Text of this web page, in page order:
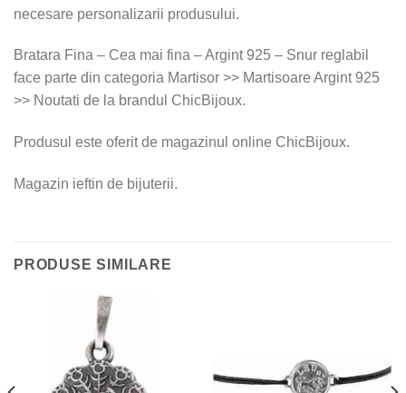
necesare personalizarii produsului.
Bratara Fina – Cea mai fina – Argint 925 – Snur reglabil
face parte din categoria Martisor >> Martisoare Argint 925
>> Noutati de la brandul ChicBijoux.
Produsul este oferit de magazinul online ChicBijoux.
Magazin ieftin de bijuterii.
PRODUSE SIMILARE